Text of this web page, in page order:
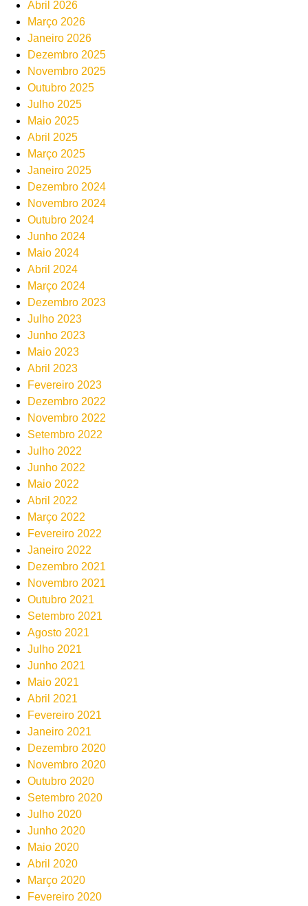
Abril 2026
Março 2026
Janeiro 2026
Dezembro 2025
Novembro 2025
Outubro 2025
Julho 2025
Maio 2025
Abril 2025
Março 2025
Janeiro 2025
Dezembro 2024
Novembro 2024
Outubro 2024
Junho 2024
Maio 2024
Abril 2024
Março 2024
Dezembro 2023
Julho 2023
Junho 2023
Maio 2023
Abril 2023
Fevereiro 2023
Dezembro 2022
Novembro 2022
Setembro 2022
Julho 2022
Junho 2022
Maio 2022
Abril 2022
Março 2022
Fevereiro 2022
Janeiro 2022
Dezembro 2021
Novembro 2021
Outubro 2021
Setembro 2021
Agosto 2021
Julho 2021
Junho 2021
Maio 2021
Abril 2021
Fevereiro 2021
Janeiro 2021
Dezembro 2020
Novembro 2020
Outubro 2020
Setembro 2020
Julho 2020
Junho 2020
Maio 2020
Abril 2020
Março 2020
Fevereiro 2020